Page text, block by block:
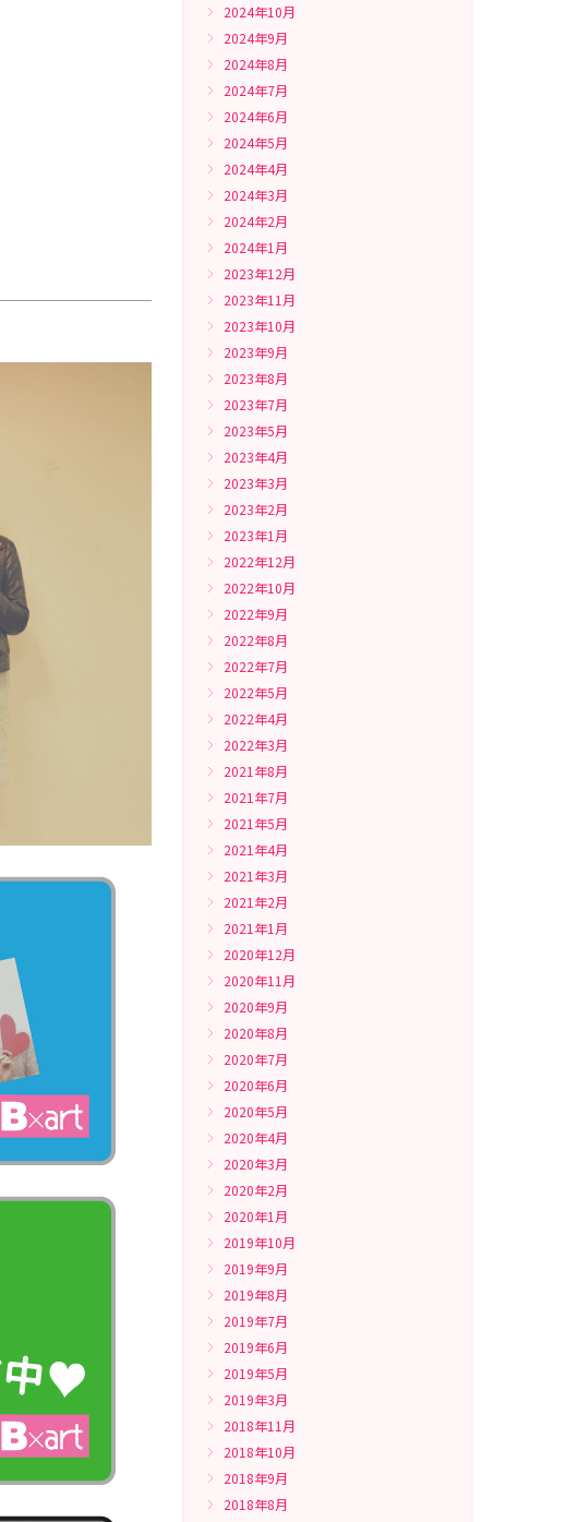
2024年10月
2024年9月
2024年8月
2024年7月
2024年6月
2024年5月
2024年4月
2024年3月
2024年2月
2024年1月
2023年12月
2023年11月
2023年10月
2023年9月
2023年8月
2023年7月
2023年5月
2023年4月
2023年3月
2023年2月
2023年1月
2022年12月
2022年10月
2022年9月
2022年8月
2022年7月
2022年5月
2022年4月
2022年3月
2021年8月
2021年7月
2021年5月
2021年4月
2021年3月
2021年2月
2021年1月
2020年12月
2020年11月
2020年9月
2020年8月
2020年7月
2020年6月
2020年5月
2020年4月
2020年3月
2020年2月
2020年1月
2019年10月
2019年9月
2019年8月
2019年7月
2019年6月
2019年5月
2019年3月
2018年11月
2018年10月
2018年9月
2018年8月